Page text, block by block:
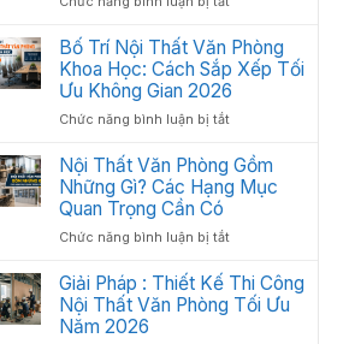
Hướng
Nội
Thất
Văn
Phòng
Đại
2026
Bố Trí Nội Thất Văn Phòng
Khoa Học: Cách Sắp Xếp Tối
Ưu Không Gian 2026
Chức năng bình luận bị tắtở
Trí
Nội
Thất
Phòng
Học:
Cách
Nội Thất Văn Phòng Gồm
Những Gì? Các Hạng Mục
Quan Trọng Cần Có
Chức năng bình luận bị tắtở
Thất
Văn
Phòng
Giải Pháp : Thiết Kế Thi Công
Nội Thất Văn Phòng Tối Ưu
Năm 2026